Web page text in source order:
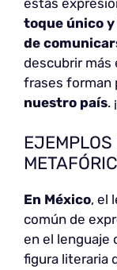
toque único
de
descubrir más
frases forman
nuestro país.
En México, el
común de
en el lenguaje
figura literaria